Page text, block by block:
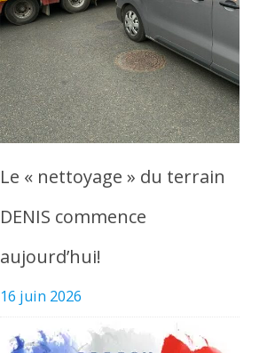
Le « nettoyage » du terrain
DENIS commence
aujourd’hui!
16 juin 2026